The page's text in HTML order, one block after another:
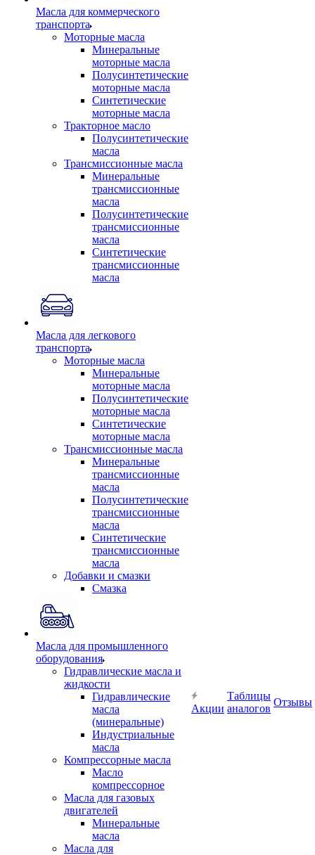
Масла для коммерческого
транспорта
Моторные масла
Минеральные
моторные масла
Полусинтетические
моторные масла
Синтетические
моторные масла
Тракторное масло
Полусинтетические
масла
Трансмиссионные масла
Минеральные
трансмиссионные
масла
Полусинтетические
трансмиссионные
масла
Синтетические
трансмиссионные
масла
Масла для легкового
транспорта
Моторные масла
Минеральные
моторные масла
Полусинтетические
моторные масла
Синтетические
моторные масла
Трансмиссионные масла
Минеральные
трансмиссионные
масла
Полусинтетические
трансмиссионные
масла
Синтетические
трансмиссионные
масла
Добавки и смазки
Смазка
Масла для промышленного
оборудования
Гидравлические масла и
жидкости
Гидравлические
масла
(минеральные)
Индустриальные
масла
Компрессорные масла
Масло
компрессорное
Масла для газовых
двигателей
Минеральные
масла
Масла для
Акции
Таблицы
аналогов
Отзывы